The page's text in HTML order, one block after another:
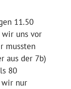
11.50
uns vor
mussten
aus der 7b)
80
wir nur